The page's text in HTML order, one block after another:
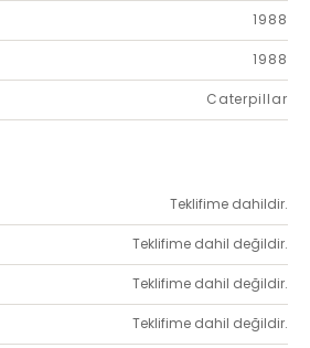
1988
1988
Caterpillar
Teklifime dahildir.
Teklifime dahil değildir.
Teklifime dahil değildir.
Teklifime dahil değildir.